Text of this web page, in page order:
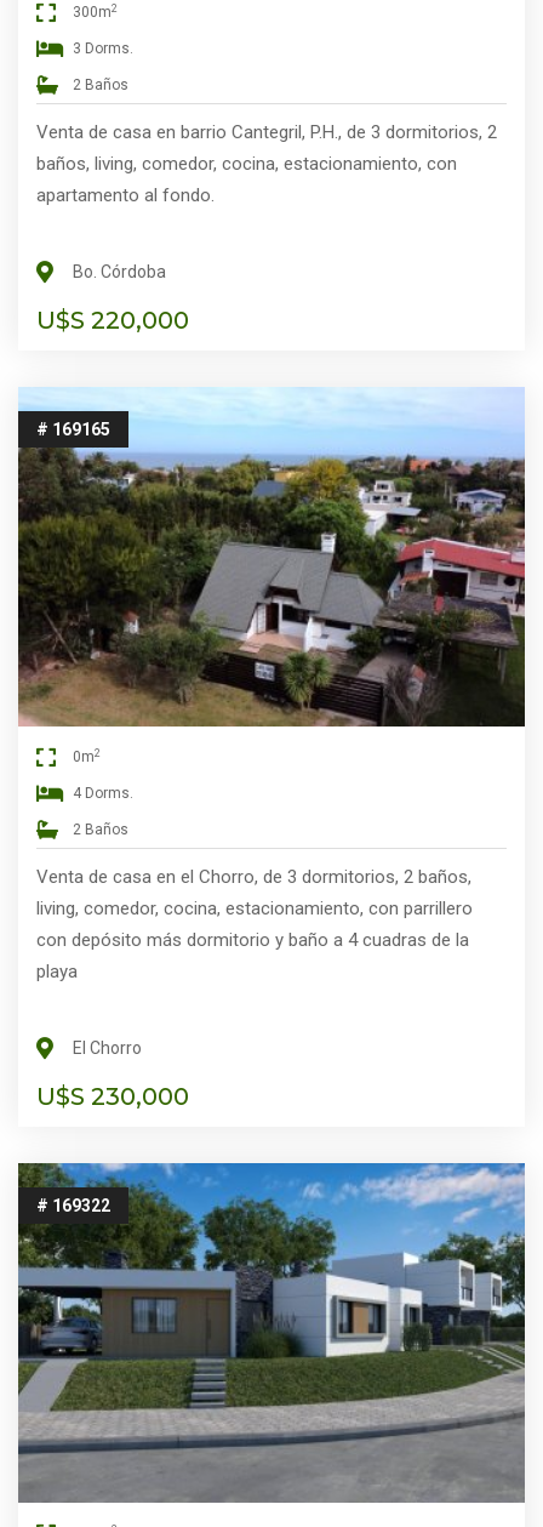
300m2
3 Dorms.
2 Baños
Venta de casa en barrio Cantegril, P.H., de 3 dormitorios, 2
baños, living, comedor, cocina, estacionamiento, con
apartamento al fondo.
Bo. Córdoba
U$S 220,000
# 169165
0m2
4 Dorms.
2 Baños
Venta de casa en el Chorro, de 3 dormitorios, 2 baños,
living, comedor, cocina, estacionamiento, con parrillero
con depósito más dormitorio y baño a 4 cuadras de la
playa
El Chorro
U$S 230,000
# 169322